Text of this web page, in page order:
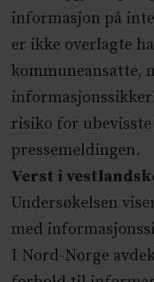
informasjon på
er ikke overlagte
kommuneansatte,
risiko for
pressemeldingen.
Verst i
Undersøkelsen
med
I Nord-Norge